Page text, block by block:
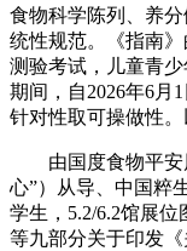
食物科学陈列、养
统性规范。《指南
测验考试，儿童青
期间，自2026年6月
针对性取可操做性。
由国度食物平安
心”）从导、中国粹
学生，5.2/6.2馆展
等九部分关于印发